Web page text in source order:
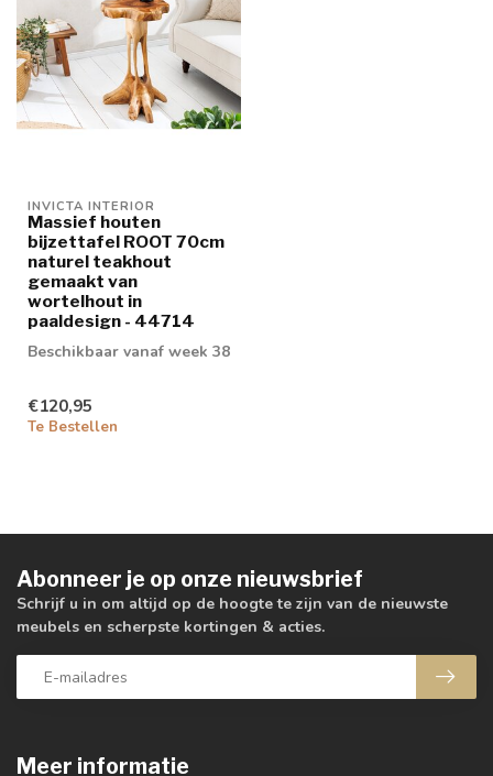
INVICTA INTERIOR
Massief houten
bijzettafel ROOT 70cm
naturel teakhout
gemaakt van
wortelhout in
paaldesign - 44714
Beschikbaar vanaf week 38
€120,95
Te Bestellen
Meer informatie
Abonneer je op onze nieuwsbrief
Schrijf u in om altijd op de hoogte te zijn van de nieuwste
meubels en scherpste kortingen & acties.